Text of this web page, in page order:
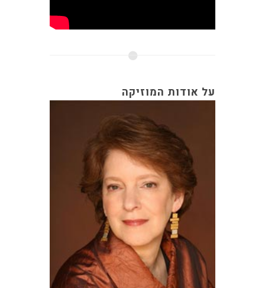
על אודות המוזיקה